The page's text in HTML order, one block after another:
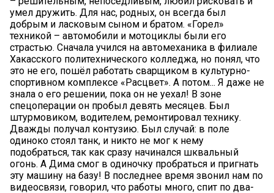
умел дружить. Для нас, родных, он всегда был
добрым и ласковым сыном и братом. «Горел»
техникой – автомобили и мотоциклы были его
страстью. Сначала учился на автомеханика в филиале
Хакасского политехнического колледжа, но понял, что
это не его, пошёл работать сварщиком в культурно-
спортивном комплексе «Расцвет». А потом... Я даже не
знала о его решении, пока он не уехал! В зоне
спецоперации он пробыл девять месяцев. Был
штурмовиком, водителем, ремонтировал технику.
Дважды получал контузию. Был случай: в поле
одиноко стоял танк, и никто не мог к нему
подобраться, так как сразу начинался шквальный
огонь. А Дима смог в одиночку пробраться и пригнать
эту машину на базу! В последнее время звонил нам по
видеосвязи, говорил, что работы много, спит по два-